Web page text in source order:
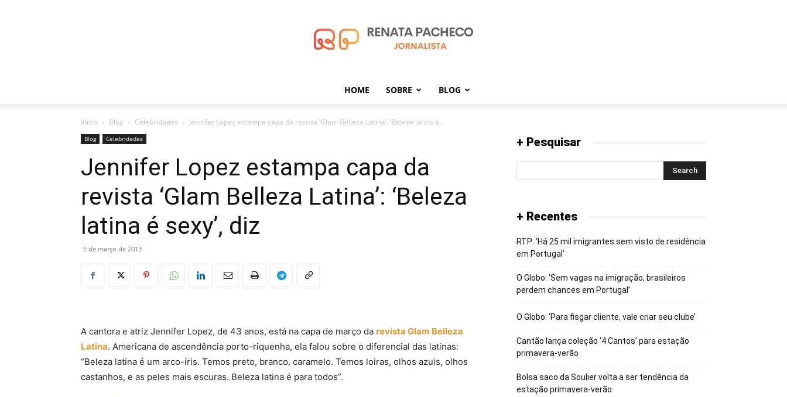
Pacheco
HOME SOBRE BLOG
Início Blog Celebridades Jennifer Lopez estampa capa da revista ‘Glam Belleza Latina’: ‘Beleza latina é...
Blog Celebridades
Jennifer Lopez estampa capa da
revista ‘Glam Belleza Latina’: ‘Beleza
latina é sexy’, diz
5 de março de 2013
A cantora e atriz Jennifer Lopez, de 43 anos, está na capa de março da revista Glam Belleza
Latina. Americana de ascendência porto-riquenha, ela falou sobre o diferencial das latinas:
“Beleza latina é um arco-íris. Temos preto, branco, caramelo. Temos loiras, olhos azuis, olhos
castanhos, e as peles mais escuras. Beleza latina é para todos”.
+ Pesquisar
+ Recentes
RTP: ‘Há 25 mil imigrantes sem visto de residência
em Portugal’
O Globo: ‘Sem vagas na imigração, brasileiros
perdem chances em Portugal’
O Globo: ‘Para fisgar cliente, vale criar seu clube’
Cantão lança coleção ‘4 Cantos’ para estação
primavera-verão
Bolsa saco da Soulier volta a ser tendência da
estação primavera-verão